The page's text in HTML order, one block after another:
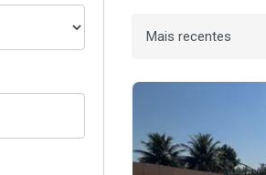
Ordenar por